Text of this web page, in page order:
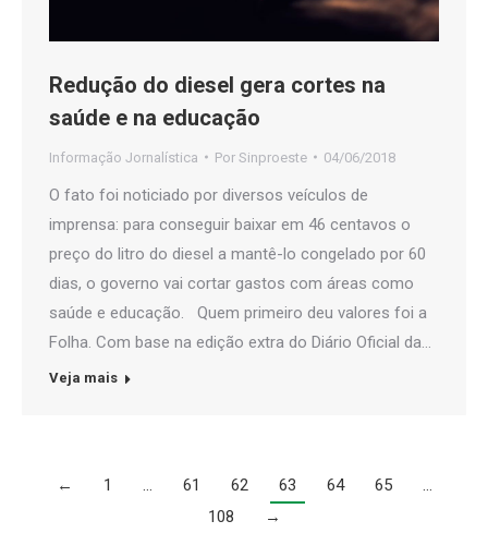
Redução do diesel gera cortes na
saúde e na educação
Informação Jornalística Por Sinproeste 04/06/2018
O fato foi noticiado por diversos veículos de
imprensa: para conseguir baixar em 46 centavos o
preço do litro do diesel a mantê-lo congelado por 60
dias, o governo vai cortar gastos com áreas como
saúde e educação. Quem primeiro deu valores foi a
Folha. Com base na edição extra do Diário Oficial da…
Veja mais
← 1 … 61 62 63 64 65
…
108
→